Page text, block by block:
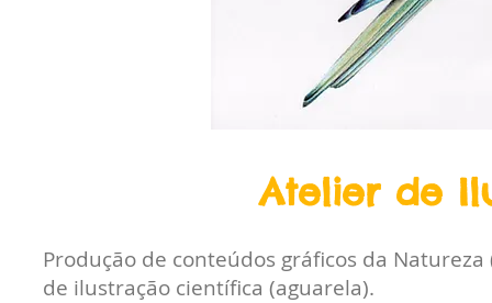
Atelier de
Produção de conteúdos gráficos da
de ilustração científica (aguarela).